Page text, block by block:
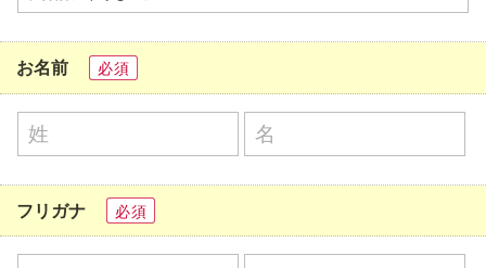
お名前 必須
フリガナ 必須